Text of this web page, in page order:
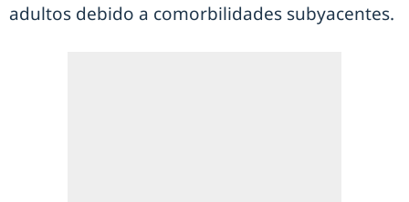
adultos debido a comorbilidades subyacentes.